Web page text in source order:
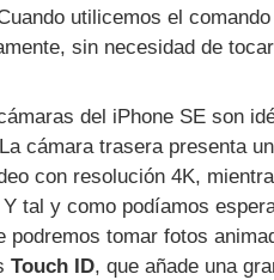
utilicemos el
sin necesidad de
del iPhone SE son
cámara trasera presenta
con resolución 4K,
tal y como podíamos
podremos tomar fotos
Touch ID, que añade una